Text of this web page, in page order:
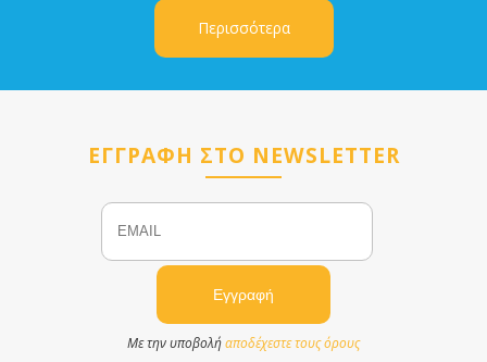
Περισσότερα
ΕΓΓΡΑΦΗ ΣΤΟ NEWSLETTER
Email
Με την υποβολήαποδέχεστε τους όρους